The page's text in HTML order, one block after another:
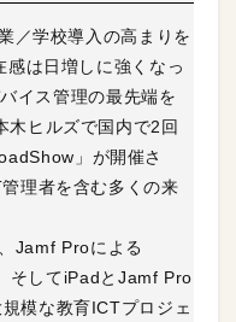
／学校導入の高まりを
は日増しに強くなっ
イス管理の最先端を
木ヒルズで国内で2回
」が開催さ
理者を含む多くの来
Jamf Proによる
そしてiPadとJamf Pro
模な教育ICTプロジェ